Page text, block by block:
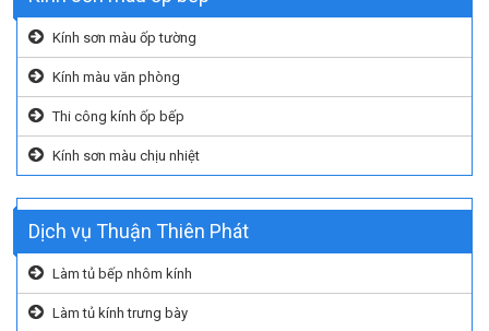
Kính sơn màu ốp tường
Kính màu văn phòng
Thi công kính ốp bếp
Kính sơn màu chịu nhiệt
Dịch vụ Thuận Thiên Phát
Làm tủ bếp nhôm kính
Làm tủ kính trưng bày